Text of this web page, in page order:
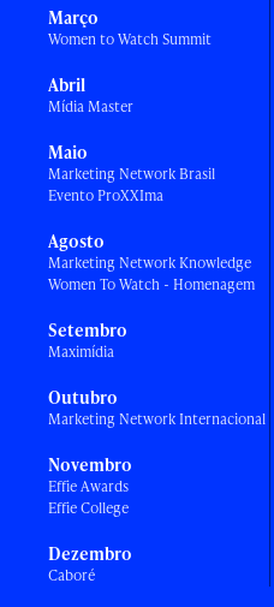
Março
Women to Watch Summit
Abril
Mídia Master
Maio
Marketing Network Brasil
Evento ProXXIma
Agosto
Marketing Network Knowledge
Women To Watch - Homenagem
Setembro
Maximídia
Outubro
Marketing Network Internacional
Novembro
Effie Awards
Effie College
Dezembro
Caboré